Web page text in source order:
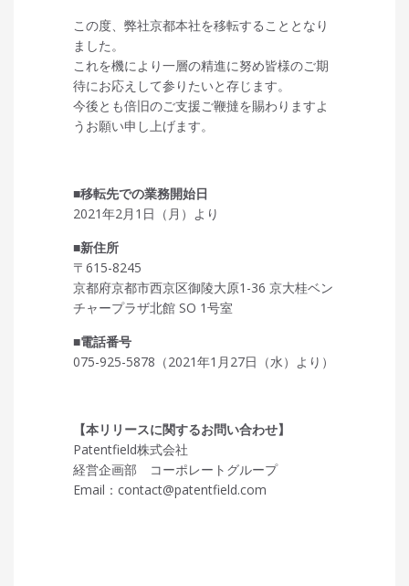
この度、弊社京都本社を移転することとなり
ました。
これを機により一層の精進に努め皆様のご期
待にお応えして参りたいと存じます。
今後とも倍旧のご支援ご鞭撻を賜わりますよ
うお願い申し上げます。
■移転先での業務開始日
2021年2月1日（月）より
■新住所
〒615-8245
京都府京都市西京区御陵大原1-36 京大桂ベン
チャープラザ北館 SO 1号室
■電話番号
075-925-5878（2021年1月27日（水）より）
【本リリースに関するお問い合わせ】
Patentfield株式会社
経営企画部 コーポレートグループ
Email：contact@patentfield.com